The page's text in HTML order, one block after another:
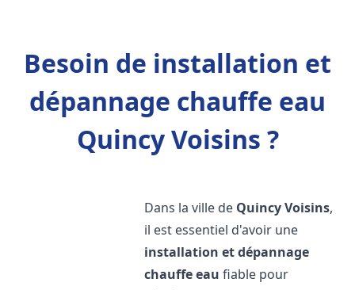
Besoin de installation et
dépannage chauffe eau
Quincy Voisins ?
Dans la ville de Quincy Voisins,
il est essentiel d'avoir une
installation et dépannage
chauffe eau fiable pour